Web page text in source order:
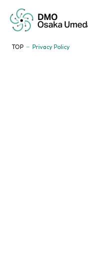
TOP Privacy Policy